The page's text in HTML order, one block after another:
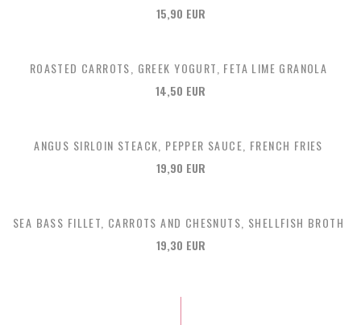
15,90 EUR
ROASTED CARROTS, GREEK YOGURT, FETA LIME GRANOLA
14,50 EUR
ANGUS SIRLOIN STEACK, PEPPER SAUCE, FRENCH FRIES
19,90 EUR
SEA BASS FILLET, CARROTS AND CHESNUTS, SHELLFISH BROTH
19,30 EUR